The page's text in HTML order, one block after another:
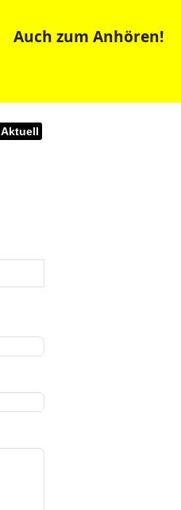
Auch zum Anhören!
Aktuell